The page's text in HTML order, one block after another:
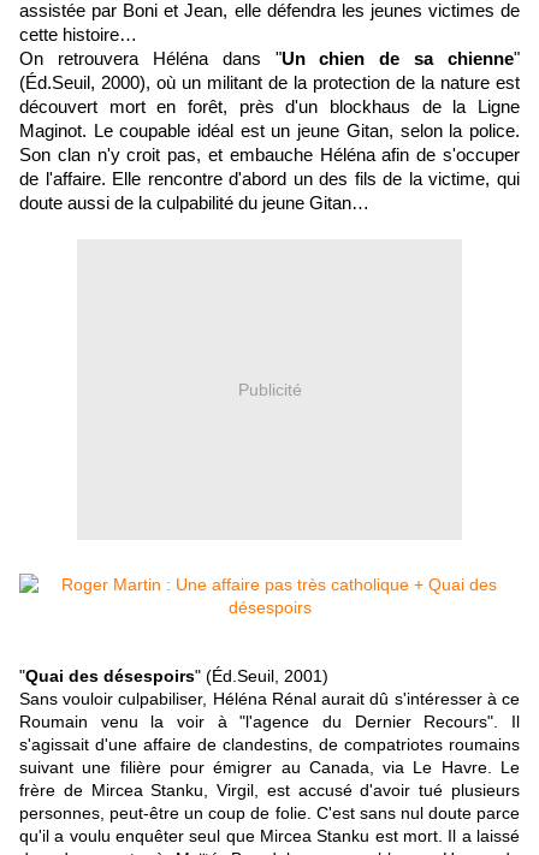
assistée par Boni et Jean, elle défendra les jeunes victimes de
cette histoire…
On retrouvera Héléna dans "Un chien de sa chienne"
(Éd.Seuil, 2000), où un militant de la protection de la nature est
découvert mort en forêt, près d'un blockhaus de la Ligne
Maginot. Le coupable idéal est un jeune Gitan, selon la police.
Son clan n'y croit pas, et embauche Héléna afin de s'occuper
de l'affaire. Elle rencontre d'abord un des fils de la victime, qui
doute aussi de la culpabilité du jeune Gitan…
Publicité
"Quai des désespoirs" (Éd.Seuil, 2001)
Sans vouloir culpabiliser, Héléna Rénal aurait dû s'intéresser à ce
Roumain venu la voir à "l'agence du Dernier Recours". Il
s'agissait d'une affaire de clandestins, de compatriotes roumains
suivant une filière pour émigrer au Canada, via Le Havre. Le
frère de Mircea Stanku, Virgil, est accusé d'avoir tué plusieurs
personnes, peut-être un coup de folie. C'est sans nul doute parce
qu'il a voulu enquêter seul que Mircea Stanku est mort. Il a laissé